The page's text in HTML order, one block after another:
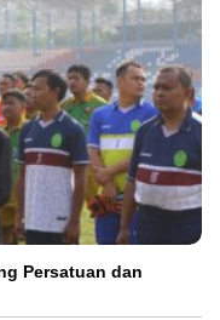
Persatuan dan